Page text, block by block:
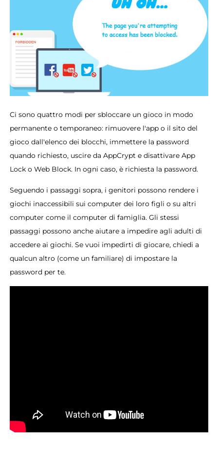
Ci sono quattro modi per sbloccare un gioco in modo
permanente o temporaneo: rimuovere l'app o il sito del
gioco dall'elenco dei blocchi, immettere la password
quando richiesto, uscire da AppCrypt e disattivare App
Lock o Web Block. In ogni caso, è richiesta la password.
Seguendo i passaggi sopra, i genitori possono rendere i
giochi inaccessibili sui computer dei loro figli o su altri
computer come il computer di famiglia. Gli stessi
passaggi possono anche aiutare a impedire agli adulti di
accedere ai giochi. Se vuoi impedirti di giocare, chiedi a
qualcun altro (come un familiare) di impostare la
password per te.